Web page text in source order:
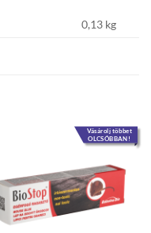
0,13 kg
Vásárolj többet
OLCSÓBBAN!